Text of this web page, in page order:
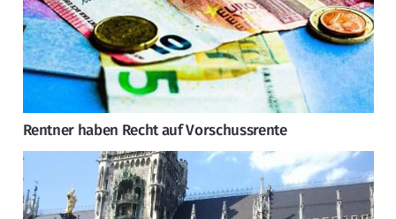
Rentner haben Recht auf Vorschussrente